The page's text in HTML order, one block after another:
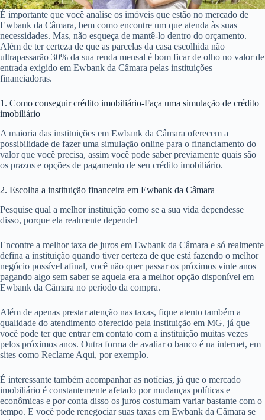
É importante que você analise os imóveis que estão no mercado de
Ewbank da Câmara, bem como encontre um que atenda às suas
necessidades. Mas, não esqueça de mantê-lo dentro do orçamento.
Além de ter certeza de que as parcelas da casa escolhida não
ultrapassarão 30% da sua renda mensal é bom ficar de olho no valor de
entrada exigido em Ewbank da Câmara pelas instituições
financiadoras.
1. Como conseguir crédito imobiliário-Faça uma simulação de crédito
imobiliário
A maioria das instituições em Ewbank da Câmara oferecem a
possibilidade de fazer uma simulação online para o financiamento do
valor que você precisa, assim você pode saber previamente quais são
os prazos e opções de pagamento de seu crédito imobiliário.
2. Escolha a instituição financeira em Ewbank da Câmara
Pesquise qual a melhor instituição como se a sua vida dependesse
disso, porque ela realmente depende!
Encontre a melhor taxa de juros em Ewbank da Câmara e só realmente
defina a instituição quando tiver certeza de que está fazendo o melhor
negócio possível afinal, você não quer passar os próximos vinte anos
pagando algo sem saber se aquela era a melhor opção disponível em
Ewbank da Câmara no período da compra.
Além de apenas prestar atenção nas taxas, fique atento também a
qualidade do atendimento oferecido pela instituição em MG, já que
você pode ter que entrar em contato com a instituição muitas vezes
pelos próximos anos. Outra forma de avaliar o banco é na internet, em
sites como Reclame Aqui, por exemplo.
É interessante também acompanhar as notícias, já que o mercado
imobiliário é constantemente afetado por mudanças políticas e
econômicas e por conta disso os juros costumam variar bastante com o
tempo. E você pode renegociar suas taxas em Ewbank da Câmara se